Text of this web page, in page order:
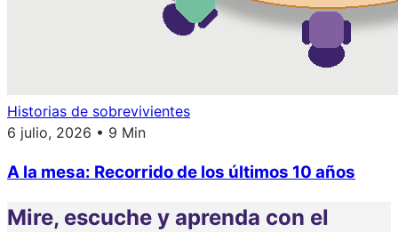
Historias de sobrevivientes
6 julio, 2026 • 9 Min
A la mesa: Recorrido de los últimos 10 años
Mire, escuche y aprenda con el